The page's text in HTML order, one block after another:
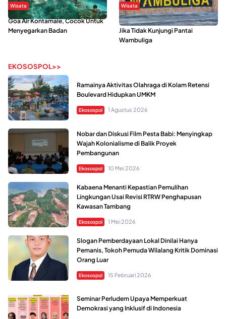
Wisata
Goa Air Kontamale, Cocok Untuk
Menyegarkan Badan
Wisata
Berkunjung Ke Wakatobi, Nyesal
Jika Tidak Kunjungi Pantai
Wambuliga
EKOSOSPOL>>
Ramainya Aktivitas Olahraga di Kolam Retensi
Boulevard Hidupkan UMKM
Ekosospol 1 Agustus 2026
Nobar dan Diskusi Film Pesta Babi: Menyingkap
Wajah Kolonialisme di Balik Proyek
Pembangunan
Ekosospol 10 Mei 2026
Kabaena Menanti Kepastian Pemulihan
Lingkungan Usai Revisi RTRW Penghapusan
Kawasan Tambang
Ekosospol 1 Mei 2026
Slogan Pemberdayaan Lokal Dinilai Hanya
Pemanis, Tokoh Pemuda Wilalang Kritik Dominasi
Orang Luar
Ekosospol 15 Februari 2026
Seminar Perludem Upaya Memperkuat
Demokrasi yang Inklusif di Indonesia